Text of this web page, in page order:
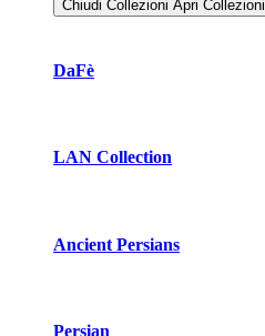
Chiudi Collezioni Apri Collezioni
DaFè
LAN Collection
Ancient Persians
Persian